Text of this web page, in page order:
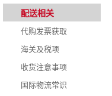
配送相关
代购发票获取
海关及税项
收货注意事项
国际物流常识